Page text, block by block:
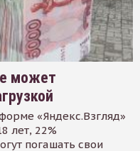
может
«Яндекс.Взгляд»
лет, 22%
погашать свои